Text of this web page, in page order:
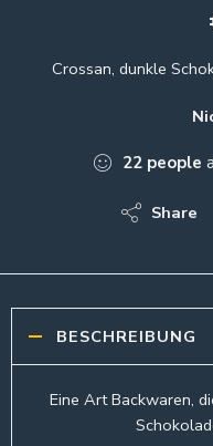
Crossan, dunkle
22 people
Share
BESCHREIBUNG
Eine Art Backwaren,